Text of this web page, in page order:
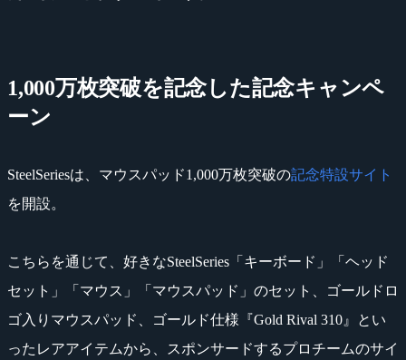
1,000万枚突破を記念した記念キャンペ
ーン
SteelSeriesは、マウスパッド1,000万枚突破の記念特設サイト
を開設。
こちらを通じて、好きなSteelSeries「キーボード」「ヘッド
セット」「マウス」「マウスパッド」のセット、ゴールドロ
ゴ入りマウスパッド、ゴールド仕様『Gold Rival 310』とい
ったレアアイテムから、スポンサードするプロチームのサイ